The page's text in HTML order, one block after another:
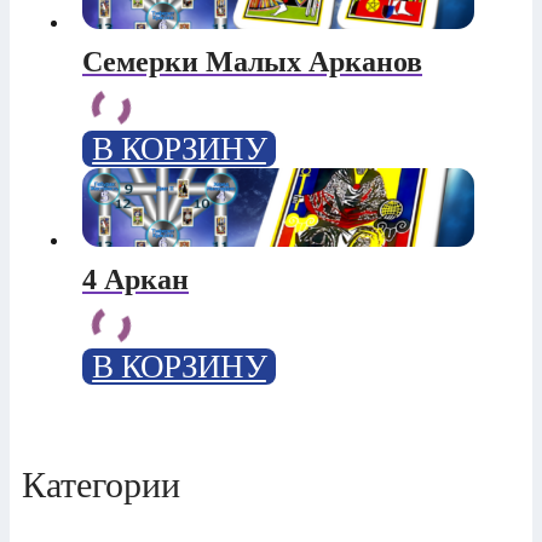
Семерки Малых Арканов
В КОРЗИНУ
4 Аркан
В КОРЗИНУ
Категории